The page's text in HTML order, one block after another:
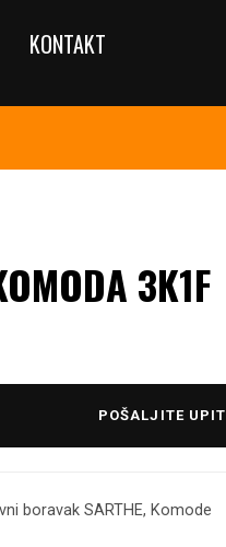
KONTAKT
3K1F
POŠALJITE UPIT
boravak SARTHE, Komode